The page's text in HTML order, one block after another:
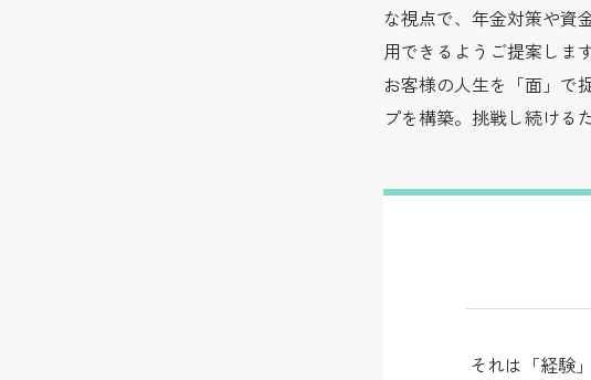
な視点で、年金対策や資
用できるようご提案します
お客様の人生を「面」で
プを構築。挑戦し続ける
それは「経験